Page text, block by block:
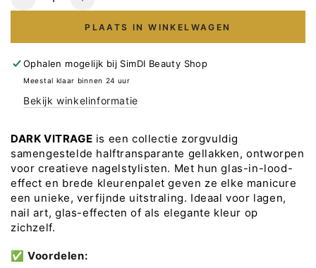
Verlaag
DARK
Gellak
07,
Verhoog
aantal
DARK
Gellak
07,
PLAATS IN WINKELWAGEN
Ophalen mogelijk bij SimDI Beauty Shop
Meestal klaar binnen 24 uur
Bekijk winkelinformatie
DARK VITRAGE is een collectie zorgvuldig
samengestelde halftransparante gellakken, ontworpen
voor creatieve nagelstylisten. Met hun glas-in-lood-
effect en brede kleurenpalet geven ze elke manicure
een unieke, verfijnde uitstraling. Ideaal voor lagen,
nail art, glas-effecten of als elegante kleur op
zichzelf.
✅Voordelen: